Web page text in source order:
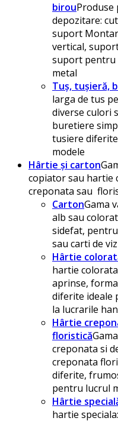
birouProduse
depozitare:
suport
vertical,
suport pentru
metal
Tuș, tușieră,
larga de tus
diverse culori
buretiere
tusiere
modele
Hârtie și carton
copiator sau hartie
creponata sau
CartonGama
alb sau
sidefat,
sau carti de
Hârtie
hartie
aprinse,
diferite ideale
la lucrarile
Hârtie
floristică
creponata si
creponata
diferite,
pentru lucrul
Hârtie
hartie